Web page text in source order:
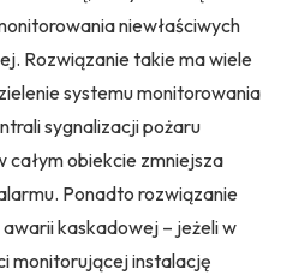
niewłaściwych
Rozwiązanie takie ma wiele
systemu monitorowania
sygnalizacji pożaru
całym obiekcie zmniejsza
Ponadto rozwiązanie
kaskadowej – jeżeli w
monitorującej instalację